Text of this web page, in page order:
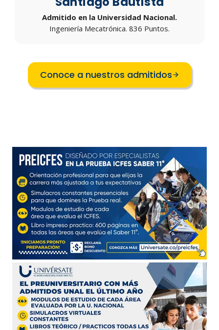
Admitido en la Universidad Nacional.
Ingeniería Mecatrónica. 836 Puntos.
Conoce a nuestros admitidos